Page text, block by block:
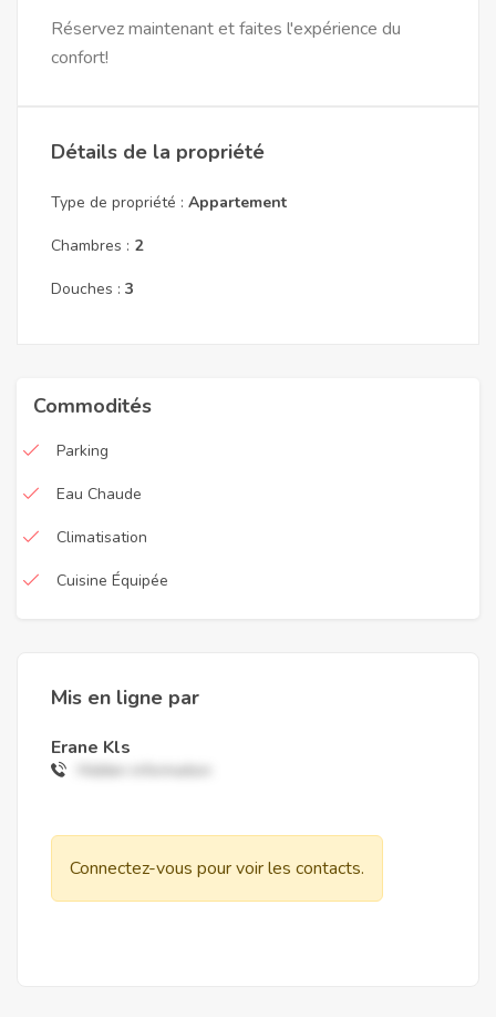
Réservez maintenant et faites l'expérience du
confort!
Détails de la propriété
Type de propriété : Appartement
Chambres : 2
Douches : 3
Commodités
Parking
Eau Chaude
Climatisation
Cuisine Équipée
Mis en ligne par
Erane Kls
Hidden information
Connectez-vous pour voir les contacts.